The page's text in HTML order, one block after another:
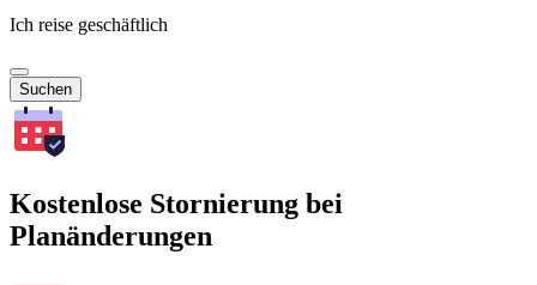
Ich reise geschäftlich
Suchen
Kostenlose Stornierung bei
Planänderungen